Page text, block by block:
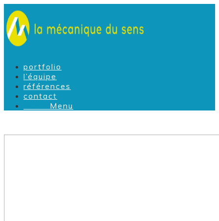
portfolio
l’équipe
références
contact
Menu